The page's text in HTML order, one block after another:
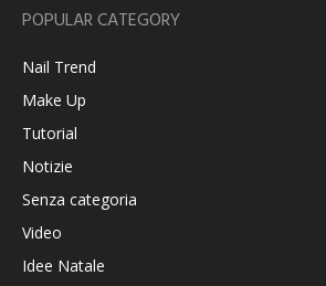
POPULAR CATEGORY
Nail Trend
Make Up
Tutorial
Notizie
Senza categoria
Video
Idee Natale